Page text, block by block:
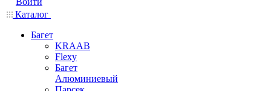
Каталог
Багет
KRAAB
Flexy
Багет
Алюминиевый